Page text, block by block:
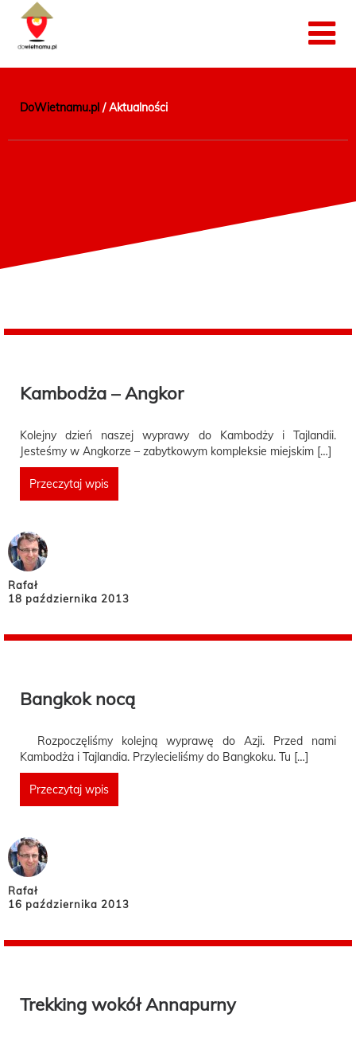
DoWietnamu.pl /Aktualności
Kambodża – Angkor
Kolejny dzień naszej wyprawy do Kambodży i Tajlandii.
Jesteśmy w Angkorze – zabytkowym kompleksie miejskim […]
Przeczytaj wpis
Rafał
18 października 2013
Bangkok nocą
Rozpoczęliśmy kolejną wyprawę do Azji. Przed nami
Kambodża i Tajlandia. Przylecieliśmy do Bangkoku. Tu […]
Przeczytaj wpis
Rafał
16 października 2013
Trekking wokół Annapurny